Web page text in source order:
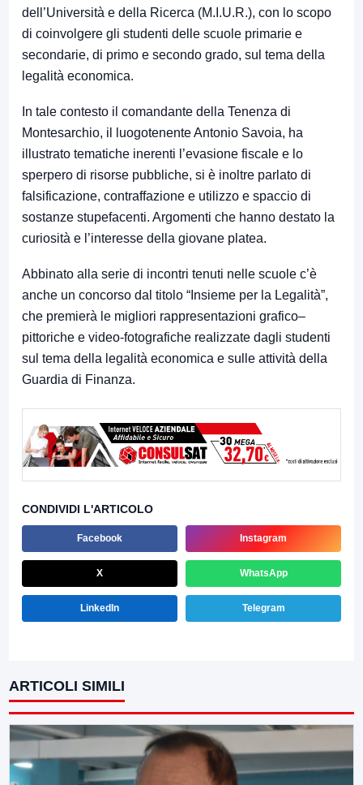
dell’Università e della Ricerca (M.I.U.R.), con lo scopo
di coinvolgere gli studenti delle scuole primarie e
secondarie, di primo e secondo grado, sul tema della
legalità economica.
In tale contesto il comandante della Tenenza di
Montesarchio, il luogotenente Antonio Savoia, ha
illustrato tematiche inerenti l’evasione fiscale e lo
sperpero di risorse pubbliche, si è inoltre parlato di
falsificazione, contraffazione e utilizzo e spaccio di
sostanze stupefacenti. Argomenti che hanno destato la
curiosità e l’interesse della giovane platea.
Abbinato alla serie di incontri tenuti nelle scuole c’è
anche un concorso dal titolo “Insieme per la Legalità”,
che premierà le migliori rappresentazioni grafico–
pittoriche e video-fotografiche realizzate dagli studenti
sul tema della legalità economica e sulle attività della
Guardia di Finanza.
CONDIVIDI L'ARTICOLO
Facebook Instagram
X WhatsApp
LinkedIn Telegram
ARTICOLI SIMILI